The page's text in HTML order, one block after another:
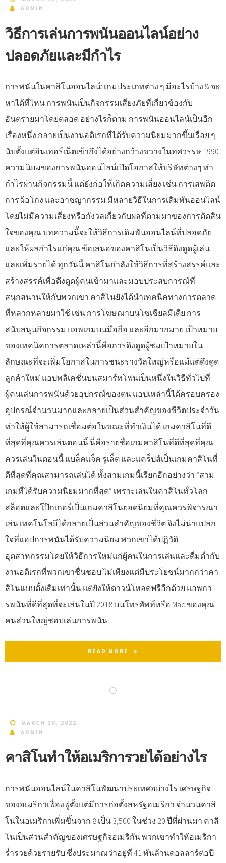
ADMIN
วิธีการเล่นการพนันออนไลน์อย่าง
ปลอดภัยและมีกำไร
การพนันในคาสิโนออนไลน์: เกมประเภทต่าง ๆ มีอะไรบ้าง & จะ
หาได้ที่ไหน การพนันเป็นกิจกรรมเสี่ยงภัยที่เกี่ยวข้องกับ
อันตรายมาโดยตลอด อย่างไรก็ตาม การพนันออนไลน์เป็นอีก
เรื่องหนึ่ง กลายเป็นงานอดิเรกที่ได้รับความนิยมมากขึ้นเรื่อย ๆ
นับตั้งแต่อินเทอร์เน็ตเข้าถึงได้อย่างกว้างขวางในทศวรรษ 1990
ความนิยมของการพนันออนไลน์เปิดโอกาสให้บริษัทต่างๆ ทำ
กำไรผ่านกิจกรรมนี้ แต่ยังก่อให้เกิดความเสี่ยง เช่น การเสพติด
การฉ้อโกง และอาชญากรรม มีหลายวิธีในการเดิมพันออนไลน์
โดยไม่มีความเสี่ยงหรือกังวลเกี่ยวกับผลที่ตามมาของการตัดสิน
ใจของคุณ บทความนี้จะให้วิธีการเดิมพันออนไลน์ที่ปลอดภัย
และให้ผลกำไรแก่คุณ ข้อเสนอของคาสิโนเป็นวิธีดึงดูดผู้เล่น
และเพิ่มรายได้ ทุกวันนี้ คาสิโนกำลังใช้วิธีการที่สร้างสรรค์และ
สร้างสรรค์เพื่อดึงดูดผู้คนเข้ามาและมอบประสบการณ์ที่
สนุกสนานให้กับพวกเขา คาสิโนยังได้นำเทคนิคทางการตลาด
ที่หลากหลายมาใช้ เช่น การโฆษณาบนโซเชียลมีเดีย การ
สนับสนุนกิจกรรม แอพเกมบนมือถือ และอีกมากมาย เป้าหมาย
ของเทคนิคการตลาดเหล่านี้คือการดึงดูดผู้ชมเป้าหมายใน
ลักษณะที่จะเพิ่มโอกาสในการชนะรางวัลใหญ่หรือแม้แต่ดึงดูด
ลูกค้าใหม่ แอปพลิเคชั่นบนสมาร์ทโฟนเป็นหนึ่งในวิธีทั่วไปที่
ผู้คนเล่นการพนันด้วยอุปกรณ์ของตน แอปเหล่านี้ได้ครอบครอง
อุปกรณ์จำนวนมากและกลายเป็นส่วนสำคัญของชีวิตประจำวัน
ทำให้ผู้ใช้สามารถเชื่อมต่อในขณะที่ทำเงินได้ เกมคาสิโนที่ดี
ที่สุดที่คุณควรเล่นตอนนี้ นี่คือรายชื่อเกมคาสิโนที่ดีที่สุดที่คุณ
ควรเล่นในตอนนี้ แบล็คแจ็ค รูเล็ต และแคร็ปส์เป็นเกมคาสิโนที่
ดีที่สุดที่คุณสามารถเล่นได้ ทั้งสามเกมนี้เรียกอีกอย่างว่า “สาม
เกมที่ได้รับความนิยมมากที่สุด” เพราะเล่นในคาสิโนทั่วโลก
สล็อตและโป๊กเกอร์เป็นเกมคาสิโนยอดนิยมที่คุณควรพิจารณา
เล่น เทคโนโลยีได้กลายเป็นส่วนสำคัญของชีวิต จึงไม่น่าแปลก
ใจที่แอปการพนันได้รับความนิยม พวกเขาได้ปฏิวัติ
อุตสาหกรรมโดยให้วิธีการใหม่แก่ผู้คนในการเล่นและดื่มด่ำกับ
งานอดิเรกที่พวกเขาชื่นชอบ ไม่เพียงแต่มีประโยชน์มากกว่าคา
สิโนแบบดั้งเดิมเท่านั้น แต่ยังให้ดาวน์โหลดฟรีอีกด้วย แอพกา
รพนันที่ดีที่สุดที่จะเล่นในปี 2018 บนโทรศัพท์หรือ Mac ของคุณ
คนส่วนใหญ่ชอบเล่นการพนัน…
READ MORE
MARCH 10, 2022
ADMIN
คาสิโนทำให้อเมริการวยได้อย่างไร
การพนันออนไลน์ในคาสิโนพัฒนาประเทศอย่างไร เศรษฐกิจ
ของอเมริกาเฟื่องฟูตั้งแต่มีการก่อตั้งสหรัฐอเมริกา จำนวนคาสิ
โนในอเมริกาเพิ่มขึ้นจาก 8 เป็น 3,500 ในช่วง 20 ปีที่ผ่านมา คาสิ
โนเป็นส่วนสำคัญของเศรษฐกิจอเมริกัน พวกเขาทำให้อเมริกา
ร่ำรวยด้วยรายรับ ซึ่งประมาณว่าอยู่ที่ 41 พันล้านดอลลาร์ต่อปี